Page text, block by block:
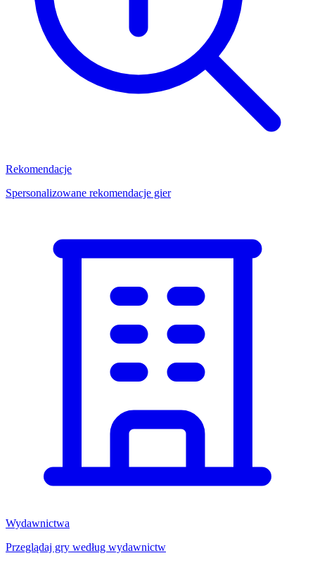
Rekomendacje
Spersonalizowane rekomendacje gier
Wydawnictwa
Przeglądaj gry według wydawnictw